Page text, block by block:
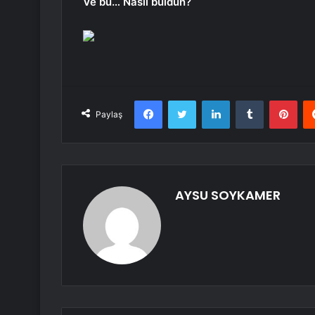
Paylaş
FacebookTwitter LinkedInTumblr
AYSU SOYKAMER